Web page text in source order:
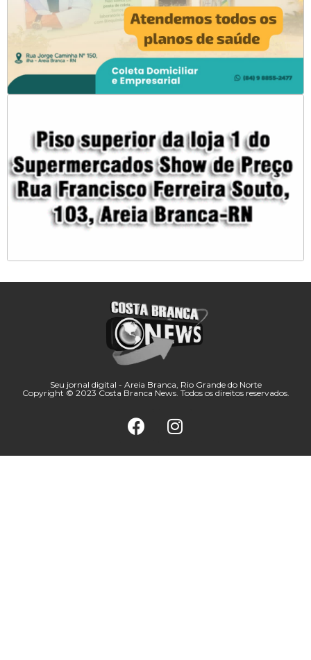
Seu jornal digital - Areia Branca, Rio Grande do Norte
Copyright © 2023 Costa Branca News. Todos os direitos reservados.